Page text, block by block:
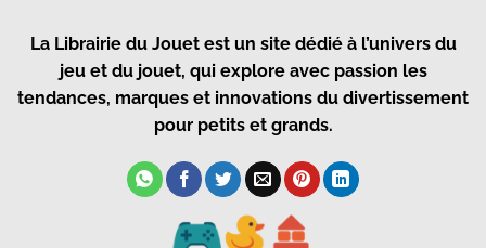
La Librairie du Jouetest un site dédié à l’univers du
jeu et du jouet, qui explore avec passion les
tendances, marques et innovations du divertissement
pour petits et grands.